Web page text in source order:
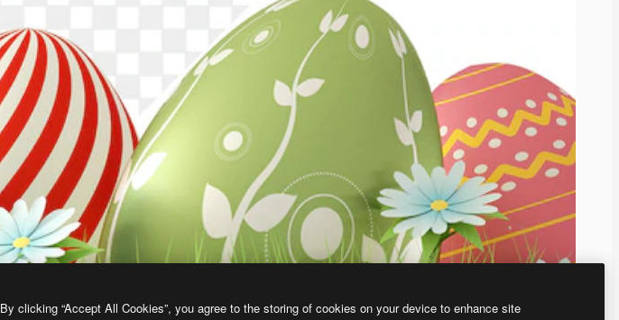
By clicking “Accept All Cookies”, you agree to the storing of cookies on your device to enhance site